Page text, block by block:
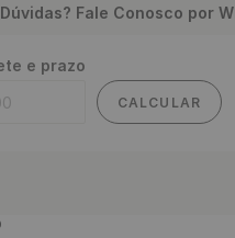
Dúvidas? Fale Conosco por
e prazo
CALCULAR